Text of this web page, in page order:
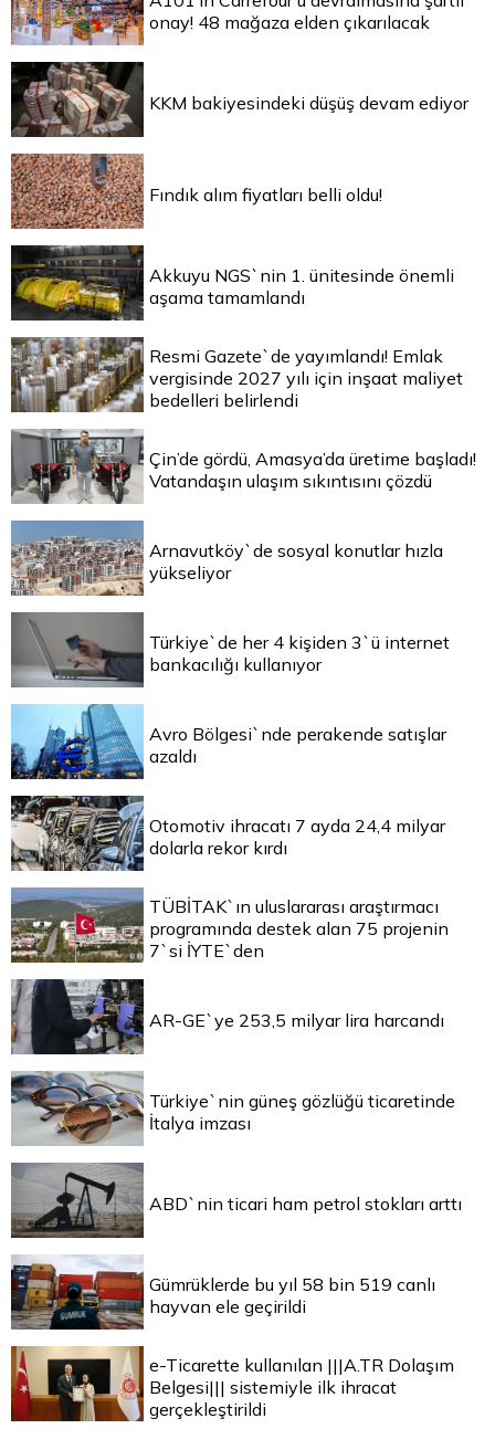
onay! 48 mağaza elden çıkarılacak
KKM bakiyesindeki düşüş devam ediyor
Fındık alım fiyatları belli oldu!
Akkuyu NGS`nin 1. ünitesinde önemli
aşama tamamlandı
Resmi Gazete`de yayımlandı! Emlak
vergisinde 2027 yılı için inşaat maliyet
bedelleri belirlendi
Çin’de gördü, Amasya’da üretime başladı!
Vatandaşın ulaşım sıkıntısını çözdü
Arnavutköy`de sosyal konutlar hızla
yükseliyor
Türkiye`de her 4 kişiden 3`ü internet
bankacılığı kullanıyor
Avro Bölgesi`nde perakende satışlar
azaldı
Otomotiv ihracatı 7 ayda 24,4 milyar
dolarla rekor kırdı
TÜBİTAK`ın uluslararası araştırmacı
programında destek alan 75 projenin
7`si İYTE`den
AR-GE`ye 253,5 milyar lira harcandı
Türkiye`nin güneş gözlüğü ticaretinde
İtalya imzası
ABD`nin ticari ham petrol stokları arttı
Gümrüklerde bu yıl 58 bin 519 canlı
hayvan ele geçirildi
e-Ticarette kullanılan |||A.TR Dolaşım
Belgesi||| sistemiyle ilk ihracat
gerçekleştirildi